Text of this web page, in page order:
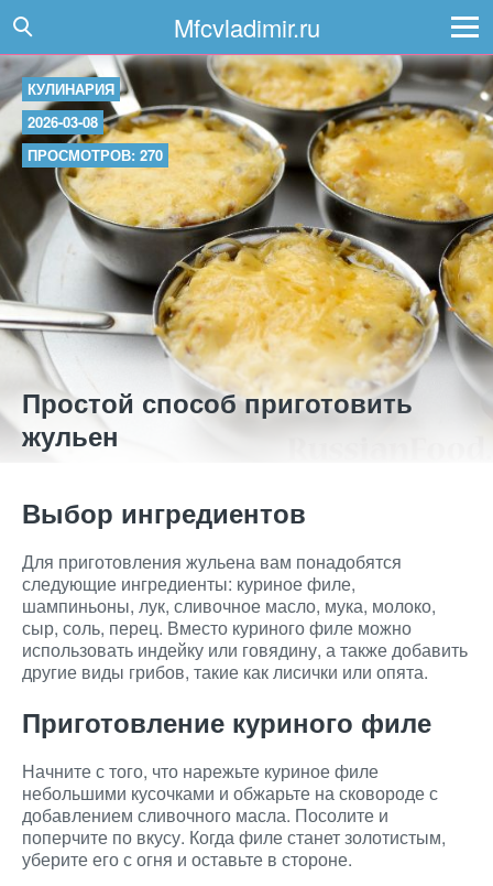
Mfcvladimir.ru
КУЛИНАРИЯ
2026-03-08
ПРОСМОТРОВ: 270
Простой способ приготовить
жульен
Выбор ингредиентов
Для приготовления жульена вам понадобятся
следующие ингредиенты: куриное филе,
шампиньоны, лук, сливочное масло, мука, молоко,
сыр, соль, перец. Вместо куриного филе можно
использовать индейку или говядину, а также добавить
другие виды грибов, такие как лисички или опята.
Приготовление куриного филе
Начните с того, что нарежьте куриное филе
небольшими кусочками и обжарьте на сковороде с
добавлением сливочного масла. Посолите и
поперчите по вкусу. Когда филе станет золотистым,
уберите его с огня и оставьте в стороне.